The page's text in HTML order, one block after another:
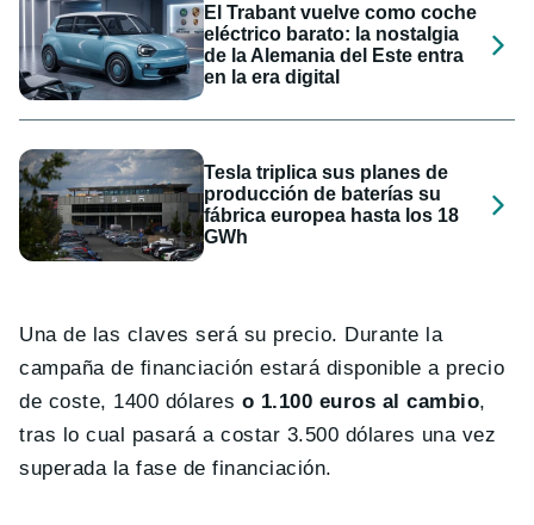
El Trabant vuelve como coche
eléctrico barato: la nostalgia
de la Alemania del Este entra
en la era digital
Tesla triplica sus planes de
producción de baterías su
fábrica europea hasta los 18
GWh
Una de las claves será su precio. Durante la
campaña de financiación estará disponible a precio
de coste, 1400 dólares o 1.100 euros al cambio,
tras lo cual pasará a costar 3.500 dólares una vez
superada la fase de financiación.